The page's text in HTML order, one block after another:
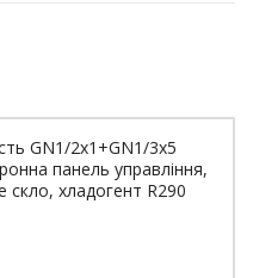
GN1/2х1+GN1/3х5
панель управління,
хладогент R290